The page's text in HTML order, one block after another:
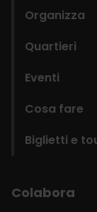
Organizza
Quartieri
Eventi
Cosa fare
Biglietti e
Colabora